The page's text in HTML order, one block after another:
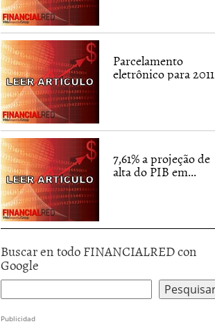
Parcelamento
eletrônico para 2011
7,61% a projeção de
alta do PIB em...
Buscar en todo FINANCIALRED con
Google
Publicidad